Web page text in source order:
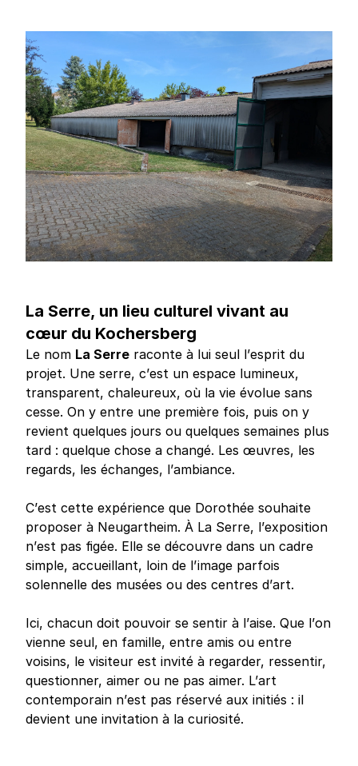
La Serre, un lieu culturel vivant au
cœur du Kochersberg
Le nom La Serre raconte à lui seul l’esprit du
projet. Une serre, c’est un espace lumineux,
transparent, chaleureux, où la vie évolue sans
cesse. On y entre une première fois, puis on y
revient quelques jours ou quelques semaines plus
tard : quelque chose a changé. Les œuvres, les
regards, les échanges, l’ambiance.
C’est cette expérience que Dorothée souhaite
proposer à Neugartheim. À La Serre, l’exposition
n’est pas figée. Elle se découvre dans un cadre
simple, accueillant, loin de l’image parfois
solennelle des musées ou des centres d’art.
Ici, chacun doit pouvoir se sentir à l’aise. Que l’on
vienne seul, en famille, entre amis ou entre
voisins, le visiteur est invité à regarder, ressentir,
questionner, aimer ou ne pas aimer. L’art
contemporain n’est pas réservé aux initiés : il
devient une invitation à la curiosité.